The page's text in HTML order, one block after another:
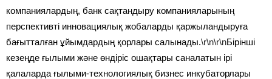
компаниялардың, банк сақтандыру компанияларының
перспективті инновациялық жобаларды қаржыландыруға
бағытталған ұйымдардың қорлары салынады.\r\n\r\nБірінші
кезеңде ғылыми және өндіріс ошақтары саналатын ірі
қалаларда ғылыми-технологиялық бизнес инкубаторлары